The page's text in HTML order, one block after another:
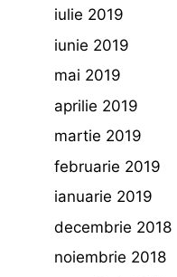
iulie 2019
iunie 2019
mai 2019
aprilie 2019
martie 2019
februarie 2019
ianuarie 2019
decembrie 2018
noiembrie 2018